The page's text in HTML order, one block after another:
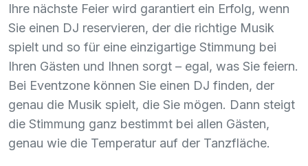
Ihre nächste Feier wird garantiert ein Erfolg, wenn
Sie einen DJ reservieren, der die richtige Musik
spielt und so für eine einzigartige Stimmung bei
Ihren Gästen und Ihnen sorgt – egal, was Sie feiern.
Bei Eventzone können Sie einen DJ finden, der
genau die Musik spielt, die Sie mögen. Dann steigt
die Stimmung ganz bestimmt bei allen Gästen,
genau wie die Temperatur auf der Tanzfläche.